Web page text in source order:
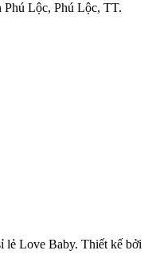
Lộc, Phú Lộc, TT.
lẻ Love Baby. Thiết kế bởi